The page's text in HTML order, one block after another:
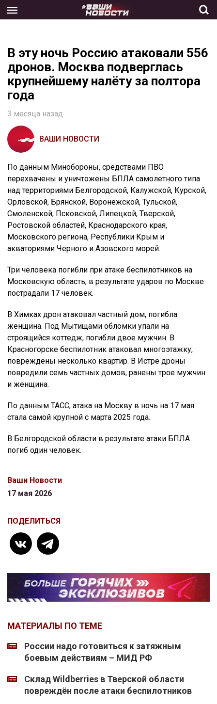
the
В эту ночь Россию атаковали 556
дронов. Москва подверглась
крупнейшему налёту за полтора
года
3 месяца назад
ВАШИ НОВОСТИ
По данным Минобороны, средствами ПВО
перехвачены и уничтожены БПЛА самолетного типа
над территориями Белгородской, Калужской, Курской,
Орловской, Брянской, Воронежской, Тульской,
Смоленской, Псковской, Липецкой, Тверской,
Ростовской областей, Краснодарского края,
Московского региона, Республики Крым и
акваториями Черного и Азовского морей.
Три человека погибли при атаке беспилотников на
Московскую область, в результате ударов по Москве
пострадали 17 человек.
В Химках дрон атаковал частный дом, погибла
женщина. Под Мытищами обломки упали на
строящийся коттедж, погибли двое мужчин. В
Красногорске беспилотник атаковал многоэтажку,
повреждены несколько квартир. В Истре дроны
повредили семь частных домов, ранены трое мужчин
и женщина.
По данным ТАСС, атака на Москву в ночь на 17 мая
стала самой крупной с марта 2025 года.
В Белгородской области в результате атаки БПЛА
погиб один человек.
Ваши Новости
17 мая 2026
ПОДЕЛИТЬСЯ
МАТЕРИАЛЫ ПО ТЕМЕ
России надо готовиться к затяжным
боевым действиям – МИД РФ
Склад Wildberries в Тверской области
повреждён после атаки беспилотников